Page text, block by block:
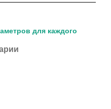
для каждого